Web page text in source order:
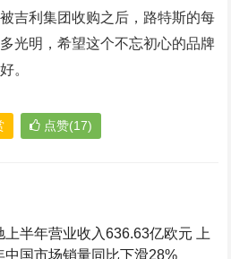
吉利集团收购之后，路特斯的每
光明，希望这个不忘初心的品牌
。
点赞(17)
上半年营业收入636.63亿欧元 上
中国市场销量同比下滑28%